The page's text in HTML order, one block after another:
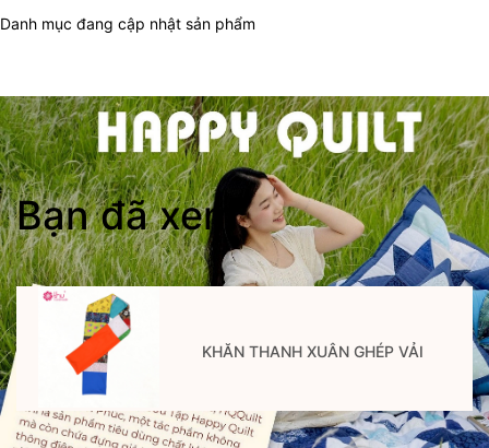
Danh mục đang cập nhật sản phẩm
Bạn đã xem
KHĂN THANH XUÂN GHÉP VẢI